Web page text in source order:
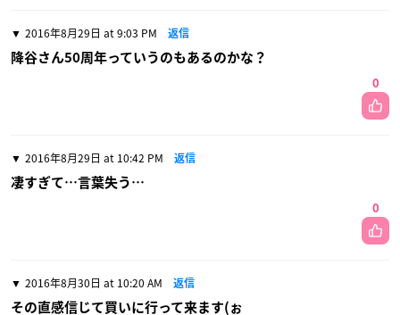
2016年8月29日 at 9:03 PM 返信
降谷さん50周年っていうのもあるのかな？
0
2016年8月29日 at 10:42 PM 返信
凄すぎて…言葉失う…
0
2016年8月30日 at 10:20 AM 返信
その直感信じて買いに行って来ます(ぉ